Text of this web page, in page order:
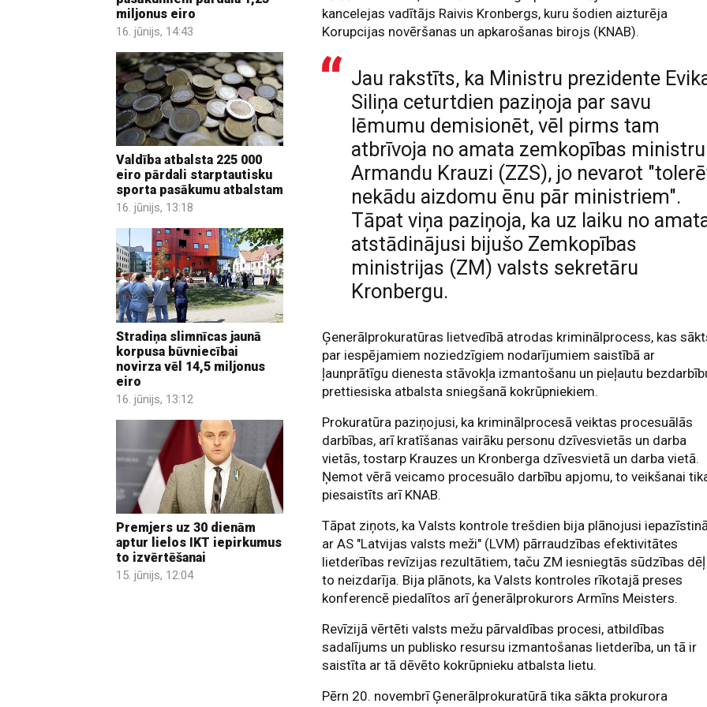
miljonus eiro
16. jūnijs, 14:43
Valdība atbalsta 225 000
eiro pārdali starptautisku
sporta pasākumu atbalstam
16. jūnijs, 13:18
Stradiņa slimnīcas jaunā
korpusa būvniecībai
novirza vēl 14,5 miljonus
eiro
16. jūnijs, 13:12
Premjers uz 30 dienām
aptur lielos IKT iepirkumus
to izvērtēšanai
15. jūnijs, 12:04
kancelejas vadītājs Raivis Kronbergs, kuru šodien aizturēja
Korupcijas novēršanas un apkarošanas birojs (KNAB).
Jau rakstīts, ka Ministru prezidente
Siliņa ceturtdien paziņoja par savu
lēmumu demisionēt, vēl pirms tam
atbrīvoja no amata zemkopības ministru
Armandu Krauzi (ZZS), jo nevarot
nekādu aizdomu ēnu pār ministriem".
Tāpat viņa paziņoja, ka uz laiku no
atstādinājusi bijušo Zemkopības
ministrijas (ZM) valsts sekretāru
Kronbergu.
Ģenerālprokuratūras lietvedībā atrodas kriminālprocess, kas
par iespējamiem noziedzīgiem nodarījumiem saistībā ar
ļaunprātīgu dienesta stāvokļa izmantošanu un pieļautu
prettiesiska atbalsta sniegšanā kokrūpniekiem.
Prokuratūra paziņojusi, ka kriminālprocesā veiktas procesuālās
darbības, arī kratīšanas vairāku personu dzīvesvietās un darba
vietās, tostarp Krauzes un Kronberga dzīvesvietā un darba vietā.
Ņemot vērā veicamo procesuālo darbību apjomu, to veikšanai
piesaistīts arī KNAB.
Tāpat ziņots, ka Valsts kontrole trešdien bija plānojusi
ar AS "Latvijas valsts meži" (LVM) pārraudzības efektivitātes
lietderības revīzijas rezultātiem, taču ZM iesniegtās sūdzības dēļ
to neizdarīja. Bija plānots, ka Valsts kontroles rīkotajā preses
konferencē piedalītos arī ģenerālprokurors Armīns Meisters.
Revīzijā vērtēti valsts mežu pārvaldības procesi, atbildības
sadalījums un publisko resursu izmantošanas lietderība, un tā ir
saistīta ar tā dēvēto kokrūpnieku atbalsta lietu.
Pērn 20. novembrī Ģenerālprokuratūrā tika sākta prokurora